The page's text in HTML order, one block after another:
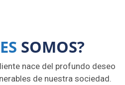
SOMOS?
nace del profundo deseo
de nuestra sociedad.